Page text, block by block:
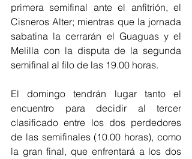
primera semifinal ante el anfitrión, el
Cisneros Alter; mientras que la jornada
sabatina la cerrarán el Guaguas y el
Melilla con la disputa de la segunda
semifinal al filo de las 19.00 horas.
El domingo tendrán lugar tanto el
encuentro para decidir al tercer
clasificado entre los dos perdedores
de las semifinales (10.00 horas), como
la gran final, que enfrentará a los dos